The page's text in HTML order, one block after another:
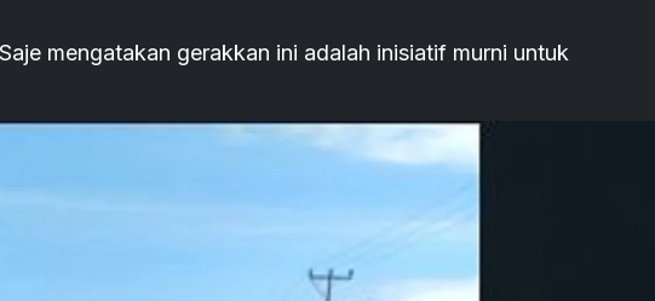
mengatakan gerakkan ini adalah inisiatif murni untuk